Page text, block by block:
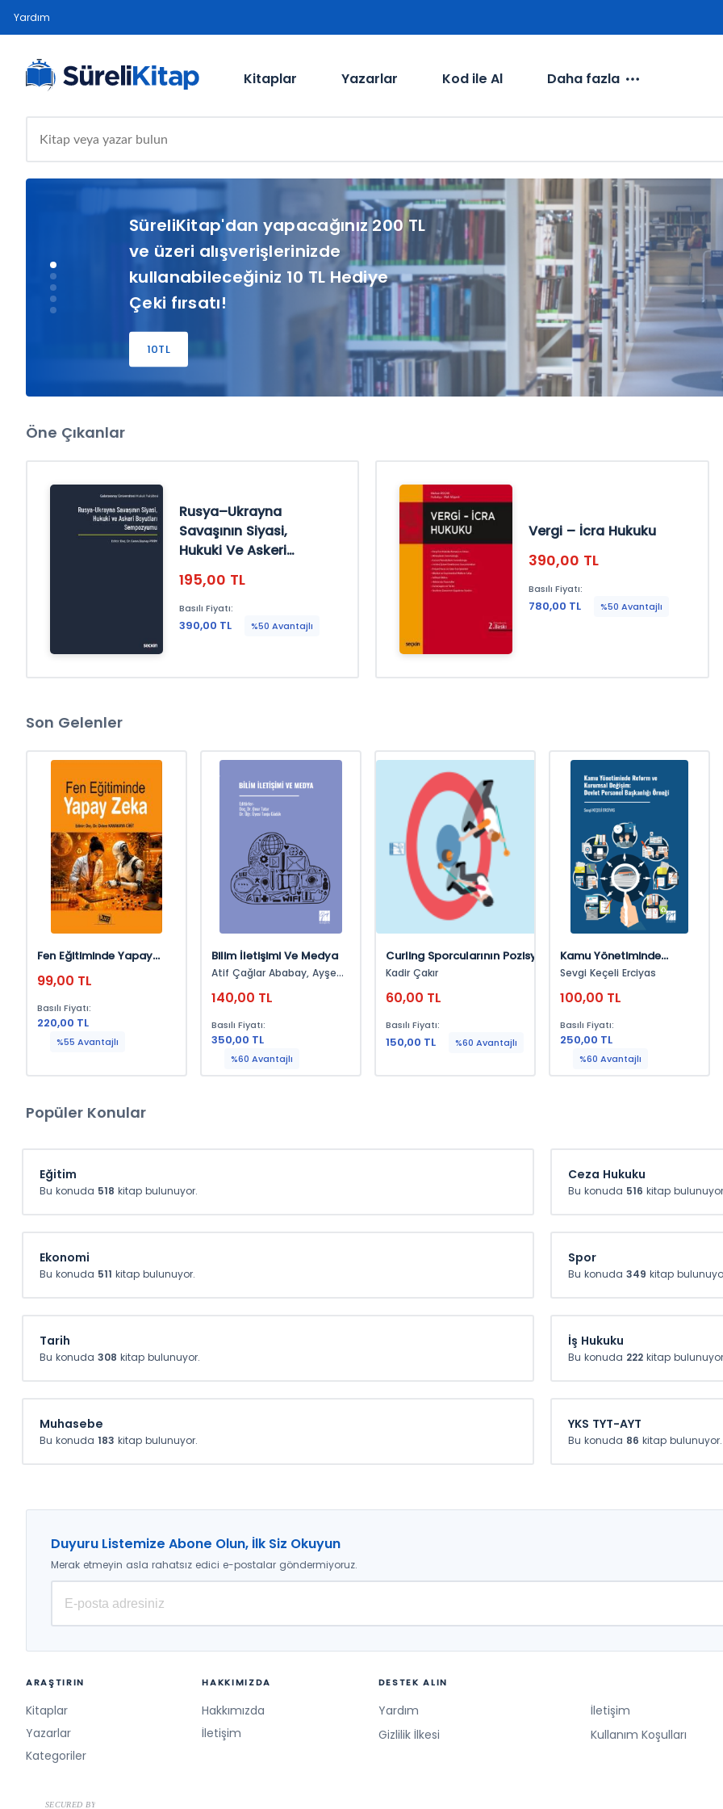
Yardım
Kitaplar Yazarlar Kod ile Al Daha fazla
En İyi Sosyal ve Beşeri Bilim
SüreliKitap'dan yapacağınız 200 TL
ve üzeri alışverişlerinizde
kullanabileceğiniz 10 TL Hediye
Çeki fırsatı!
10TL
Dijital Kitap Kiralama Modeli ile
maliyet avantajlarını yakalayın!
İncelemek için tıklayınız
İncelemek için tıklayınız
En İyi Mühendislik İçerikleri
SüreliKitap'da!
İncelemek için tıklayınız
En İyi Sosyal ve Beşeri Bilim
Kitapları SüreliKitap'da!
İncelemek için tıklayınız
SüreliKitap'dan yapacağınız 200 TL
kullanabileceğiniz 10 TL Hediye
Çeki fırsatı!
10TL
Öne Çıkanlar
Rusya–Ukrayna
Savaşının Siyasi,
Hukuki Ve Askeri
Boyutları Sempozyumu
195,00 TL
Basılı Fiyatı:
390,00 TL %50 Avantajlı
Vergi – İcra Hukuku
390,00 TL
Basılı Fiyatı:
780,00 TL %50 Avantajlı
Son Gelenler
Fen Eğitiminde Yapay
99,00 TL
Basılı Fiyatı:
220,00 TL
%55 Avantajlı
Bilim İletişimi Ve Medya
Atif Çağlar Ababay, Ayşe
Keskin Uslu, Günay
Türkeri, Mert İnal, Onur
Tatar, Savaş Sarıaltun,
Semra Çam Sönmez,
Serhat Çoban, Tuğçe Yıldız
140,00 TL
Basılı Fiyatı:
350,00 TL
%60 Avantajlı
Curling Sporcularının Pozisyonlarına
Göre Psikolojik Beceri Ve Kişilik
Kadir Çakır
60,00 TL
Basılı Fiyatı:
150,00 TL %60 Avantajlı
Kamu Yönetiminde
Reform Ve Kurumsal
Başkanlığı Örneği
Sevgi Keçeli Erciyas
100,00 TL
Basılı Fiyatı:
250,00 TL
%60 Avantajlı
Popüler Konular
Eğitim
Bu konuda 518 kitap bulunuyor.
Ceza Hukuku
Bu konuda 516 kitap
Ekonomi
Bu konuda 511 kitap bulunuyor.
Spor
Bu konuda 349 kitap
Tarih
Bu konuda 308 kitap bulunuyor.
İş Hukuku
Bu konuda 222kitap
Muhasebe
Bu konuda 183 kitap bulunuyor.
YKS TYT-AYT
Bu konuda 86 kitap bulunuyor.
Duyuru Listemize Abone Olun, İlk Siz Okuyun
Merak etmeyin asla rahatsız edici e-postalar göndermiyoruz.
ARAŞTIRIN
Kitaplar
Yazarlar
Kategoriler
HAKKIMIZDA
Hakkımızda
İletişim
DESTEK ALIN
Yardım
İletişim
Gizlilik İlkesi
Kullanım Koşulları